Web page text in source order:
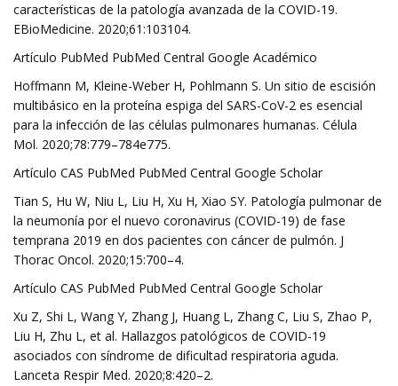
características de la patología avanzada de la COVID-19.
EBioMedicine. 2020;61:103104.
Artículo PubMed PubMed Central Google Académico
Hoffmann M, Kleine-Weber H, Pohlmann S. Un sitio de escisión
multibásico en la proteína espiga del SARS-CoV-2 es esencial
para la infección de las células pulmonares humanas. Célula
Mol. 2020;78:779–784e775.
Artículo CAS PubMed PubMed Central Google Scholar
Tian S, Hu W, Niu L, Liu H, Xu H, Xiao SY. Patología pulmonar de
la neumonía por el nuevo coronavirus (COVID-19) de fase
temprana 2019 en dos pacientes con cáncer de pulmón. J
Thorac Oncol. 2020;15:700–4.
Artículo CAS PubMed PubMed Central Google Scholar
Xu Z, Shi L, Wang Y, Zhang J, Huang L, Zhang C, Liu S, Zhao P,
Liu H, Zhu L, et al. Hallazgos patológicos de COVID-19
asociados con síndrome de dificultad respiratoria aguda.
Lanceta Respir Med. 2020;8:420–2.